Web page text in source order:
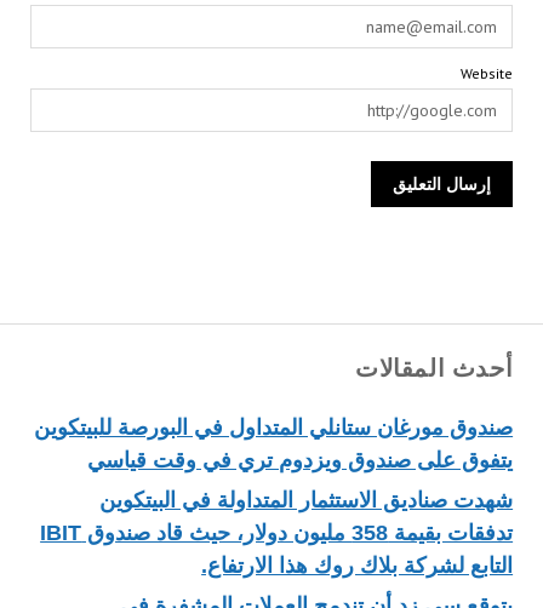
أحدث المقالات
صندوق مورغان ستانلي المتداول في البورصة للبيتكوين
يتفوق على صندوق ويزدوم تري في وقت قياسي
شهدت صناديق الاستثمار المتداولة في البيتكوين
تدفقات بقيمة 358 مليون دولار، حيث قاد صندوق IBIT
التابع لشركة بلاك روك هذا الارتفاع.
Website